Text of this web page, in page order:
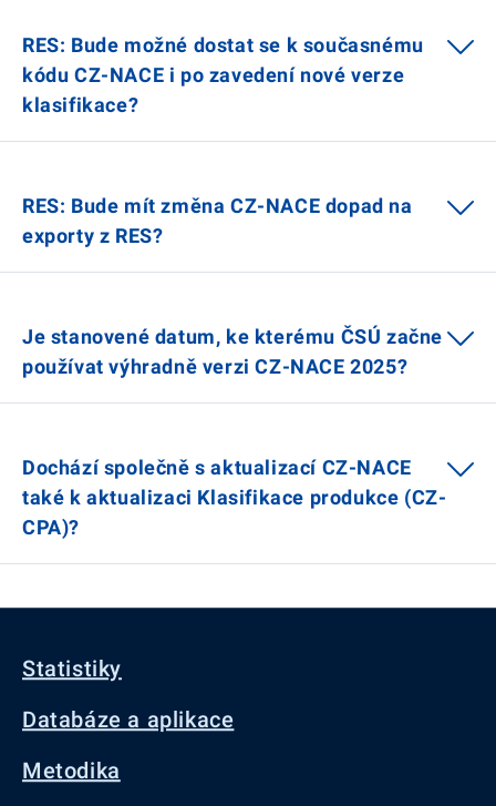
RES: Bude možné dostat se k současnému
kódu CZ-NACE i po zavedení nové verze
klasifikace?
RES: Bude mít změna CZ-NACE dopad na
exporty z RES?
Je stanovené datum, ke kterému ČSÚ začne
používat výhradně verzi CZ-NACE 2025?
Dochází společně s aktualizací CZ-NACE
také k aktualizaci Klasifikace produkce (CZ-
CPA)?
Statistiky
Databáze a aplikace
Metodika